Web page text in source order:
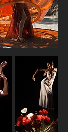
MATRICE
SYNTHESE HUMAINE LUCENDILUNA